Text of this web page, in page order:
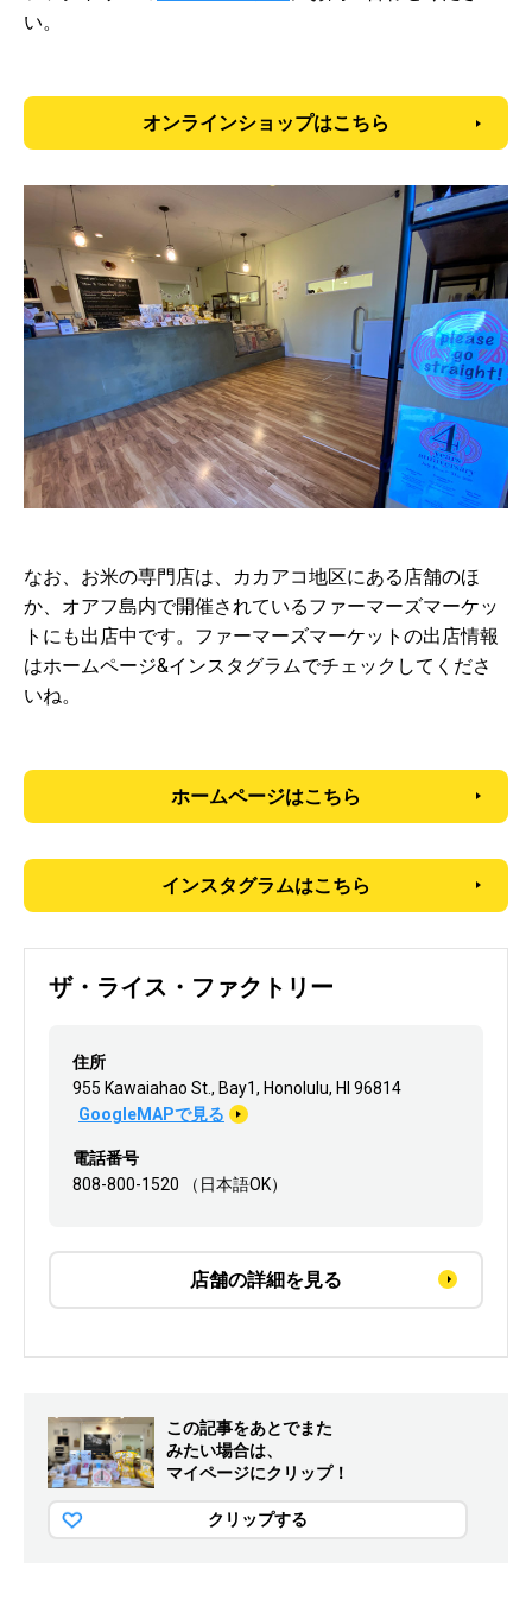
い。
オンラインショップはこちら
なお、お米の専門店は、カカアコ地区にある店舗のほ
か、オアフ島内で開催されているファーマーズマーケッ
トにも出店中です。ファーマーズマーケットの出店情報
はホームページ&インスタグラムでチェックしてくださ
いね。
ホームページはこちら
インスタグラムはこちら
ザ・ライス・ファクトリー
住所
955 Kawaiahao St., Bay1, Honolulu, HI 96814
GoogleMAPで見る
電話番号
808-800-1520 （日本語OK）
店舗の詳細を見る
この記事をあとでまた
みたい場合は、
マイページにクリップ！
クリップする